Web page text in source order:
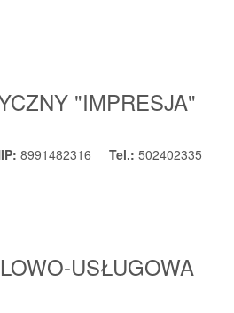
"IMPRESJA"
8991482316 Tel.:502402335
USŁUGOWA